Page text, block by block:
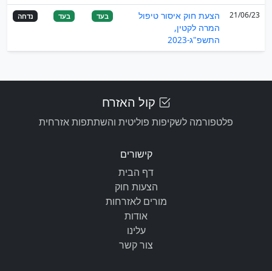
21/06/23
הצעת חוק איסור טיפול
המרה לקטין,
התשפ"ג-2023
בעד בעד נדחה
קול האזרח
פלטפורמה לשקיפות פוליטית והשתתפות אזרחית
קישורים
דף הבית
הצעות חוק
מורים לאזרחות
אודות
עלינו
צור קשר